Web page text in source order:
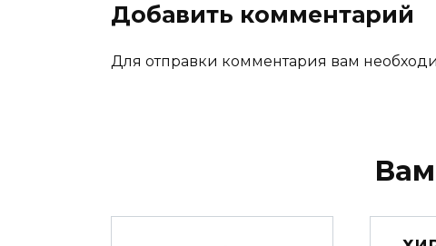
Добавить комментарий
Для отправки комментария вам